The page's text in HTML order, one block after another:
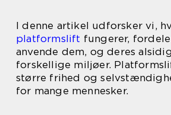
I denne artikel udforsker vi,
platformslift fungerer,
anvende dem, og deres
forskellige miljøer.
større frihed og
for mange mennesker.